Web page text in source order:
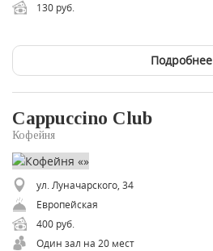
130 руб.
Подробнее
Cappuccino Club
Кофейня
ул. Луначарского, 34
Европейская
400 руб.
Один зал на 20 мест